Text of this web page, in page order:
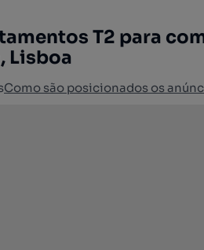
T2 para
Lisboa
Como são posicionados os